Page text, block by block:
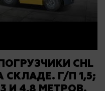
CHL
СКЛАДЕ. Г/П 1,5;
И 4,8 МЕТРОВ.